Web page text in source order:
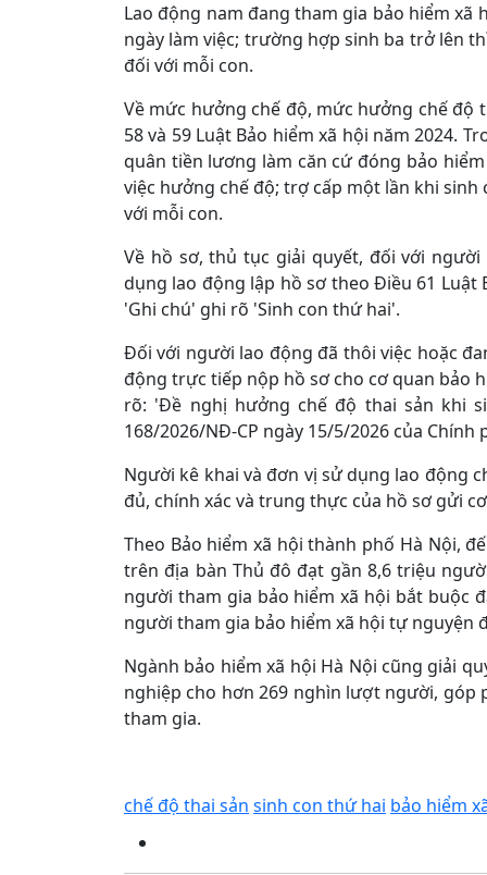
Lao động nam đang tham gia bảo hiểm
ngày làm việc; trường hợp sinh ba trở lên
đối với mỗi con.
Về mức hưởng chế độ, mức hưởng chế độ
58 và 59 Luật Bảo hiểm xã hội năm 2024.
quân tiền lương làm căn cứ đóng bảo
việc hưởng chế độ; trợ cấp một lần khi
với mỗi con.
Về hồ sơ, thủ tục giải quyết, đối với
dụng lao động lập hồ sơ theo Điều 61 Luật
'Ghi chú' ghi rõ 'Sinh con thứ hai'.
Đối với người lao động đã thôi việc hoặc
động trực tiếp nộp hồ sơ cho cơ quan bảo
rõ: 'Đề nghị hưởng chế độ thai sản khi
168/2026/NĐ-CP ngày 15/5/2026 của Chính
Người kê khai và đơn vị sử dụng lao động
đủ, chính xác và trung thực của hồ sơ gửi
Theo Bảo hiểm xã hội thành phố Hà Nội,
trên địa bàn Thủ đô đạt gần 8,6 triệu
người tham gia bảo hiểm xã hội bắt buộc
người tham gia bảo hiểm xã hội tự nguyện
Ngành bảo hiểm xã hội Hà Nội cũng giải
nghiệp cho hơn 269 nghìn lượt người, góp
tham gia.
chế độ thai sản sinh con thứ hai bảo hiểm